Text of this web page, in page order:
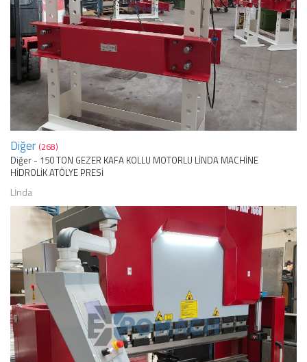
Diğer (268)
Diğer - 150 TON GEZER KAFA KOLLU MOTORLU LİNDA MACHİNE
HİDROLİK ATÖLYE PRESİ
Lİnda